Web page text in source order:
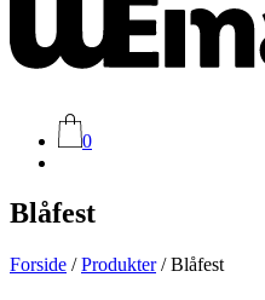
0
Blåfest
Forside /Produkter/ Blåfest